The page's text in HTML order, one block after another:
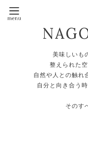
美味しいも
整えられた
自然や人との触れ
自分と向き合う
そのす